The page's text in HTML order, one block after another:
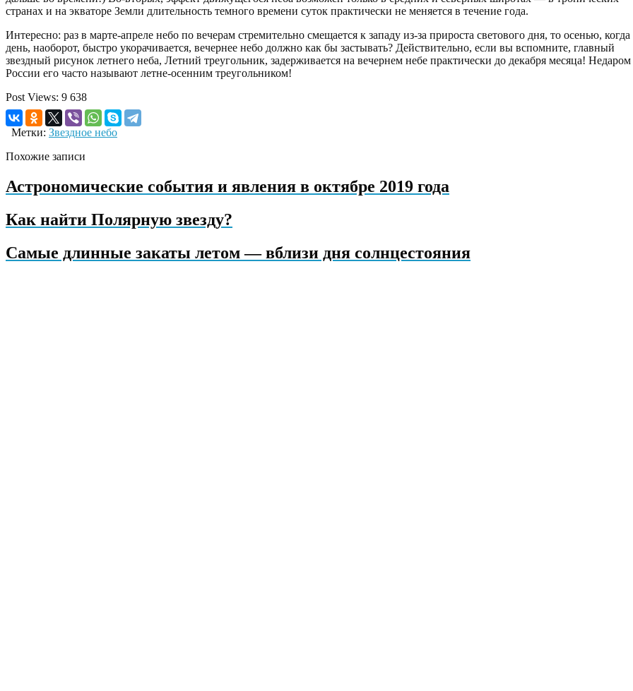
странах и на экваторе Земли длительность темного времени суток практически не меняется в течение года.
Интересно: раз в марте-апреле небо по вечерам стремительно смещается к западу из-за прироста светового дня, то осенью, когда
день, наоборот, быстро укорачивается, вечернее небо должно как бы застывать? Действительно, если вы вспомните, главный
звездный рисунок летнего неба, Летний треугольник, задерживается на вечернем небе практически до декабря месяца! Недаром
России его часто называют летне-осенним треугольником!
Post Views: 9 638
Метки: Звездное небо
Похожие записи
Астрономические события и явления в октябре 2019 года
Как найти Полярную звезду?
Самые длинные закаты летом — вблизи дня солнцестояния